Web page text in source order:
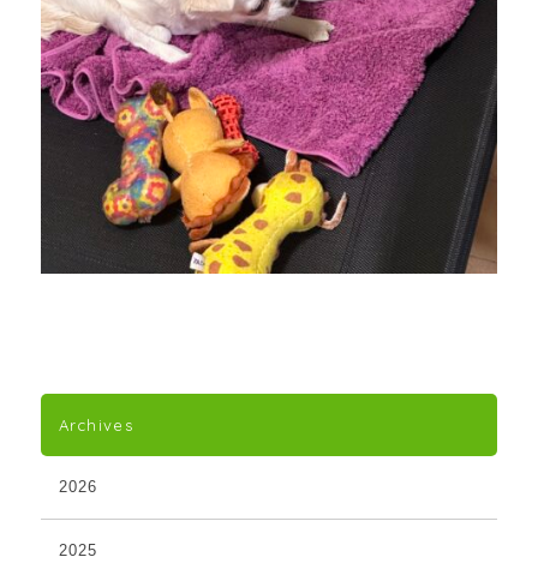
Archives
2026
2025